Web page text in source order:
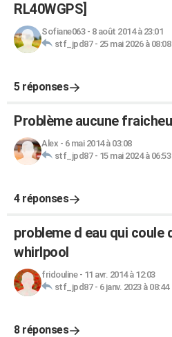
RL40WGPS]
Sofiane063- 8 août 2014 à 23:01
stf_jpd87- 25 mai 2026 à 08:08
5 réponses
Problème aucune
Alex - 6 mai 2014 à 03:08
stf_jpd87- 15 mai 2024 à 06:53
4 réponses
probleme d eau qui coule
whirlpool
fridouline- 11 avr. 2014 à 12:03
stf_jpd87- 6 janv. 2023 à 08:44
8 réponses